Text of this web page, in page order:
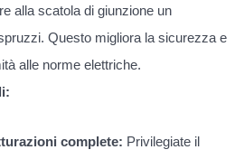
alla scatola di giunzione un
Questo migliora la sicurezza e
alle norme elettriche.
complete: Privilegiate il